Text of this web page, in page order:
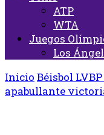
ATP
WTA
Juegos
Los
Inicio Béisbol LVBP
apabullante